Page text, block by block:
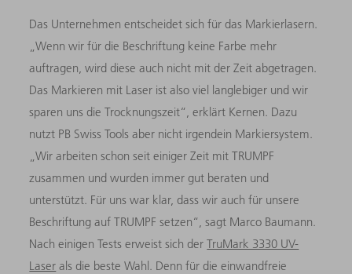
Das Unternehmen entscheidet sich für das Markierlasern.
„Wenn wir für die Beschriftung keine Farbe mehr
auftragen, wird diese auch nicht mit der Zeit abgetragen.
Das Markieren mit Laser ist also viel langlebiger und wir
sparen uns die Trocknungszeit“, erklärt Kernen. Dazu
nutzt PB Swiss Tools aber nicht irgendein Markiersystem.
„Wir arbeiten schon seit einiger Zeit mit TRUMPF
zusammen und wurden immer gut beraten und
unterstützt. Für uns war klar, dass wir auch für unsere
Beschriftung auf TRUMPF setzen“, sagt Marco Baumann.
Nach einigen Tests erweist sich derTruMark 3330 UV-
Laser als die beste Wahl. Denn für die einwandfreie